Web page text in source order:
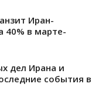
Иран-
40% в марте-
дел Ирана и
события в